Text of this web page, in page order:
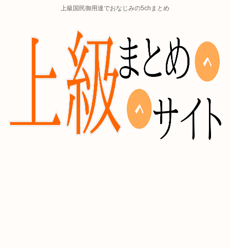
上級国民御用達でおなじみの5chまとめ